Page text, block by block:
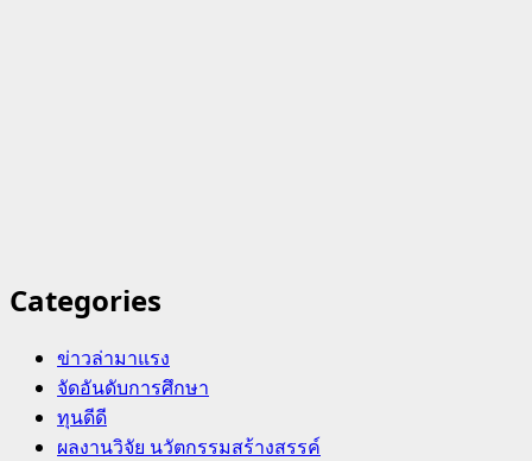
Categories
ข่าวล่ามาแรง
จัดอันดับการศึกษา
ทุนดีดี
ผลงานวิจัย นวัตกรรมสร้างสรรค์